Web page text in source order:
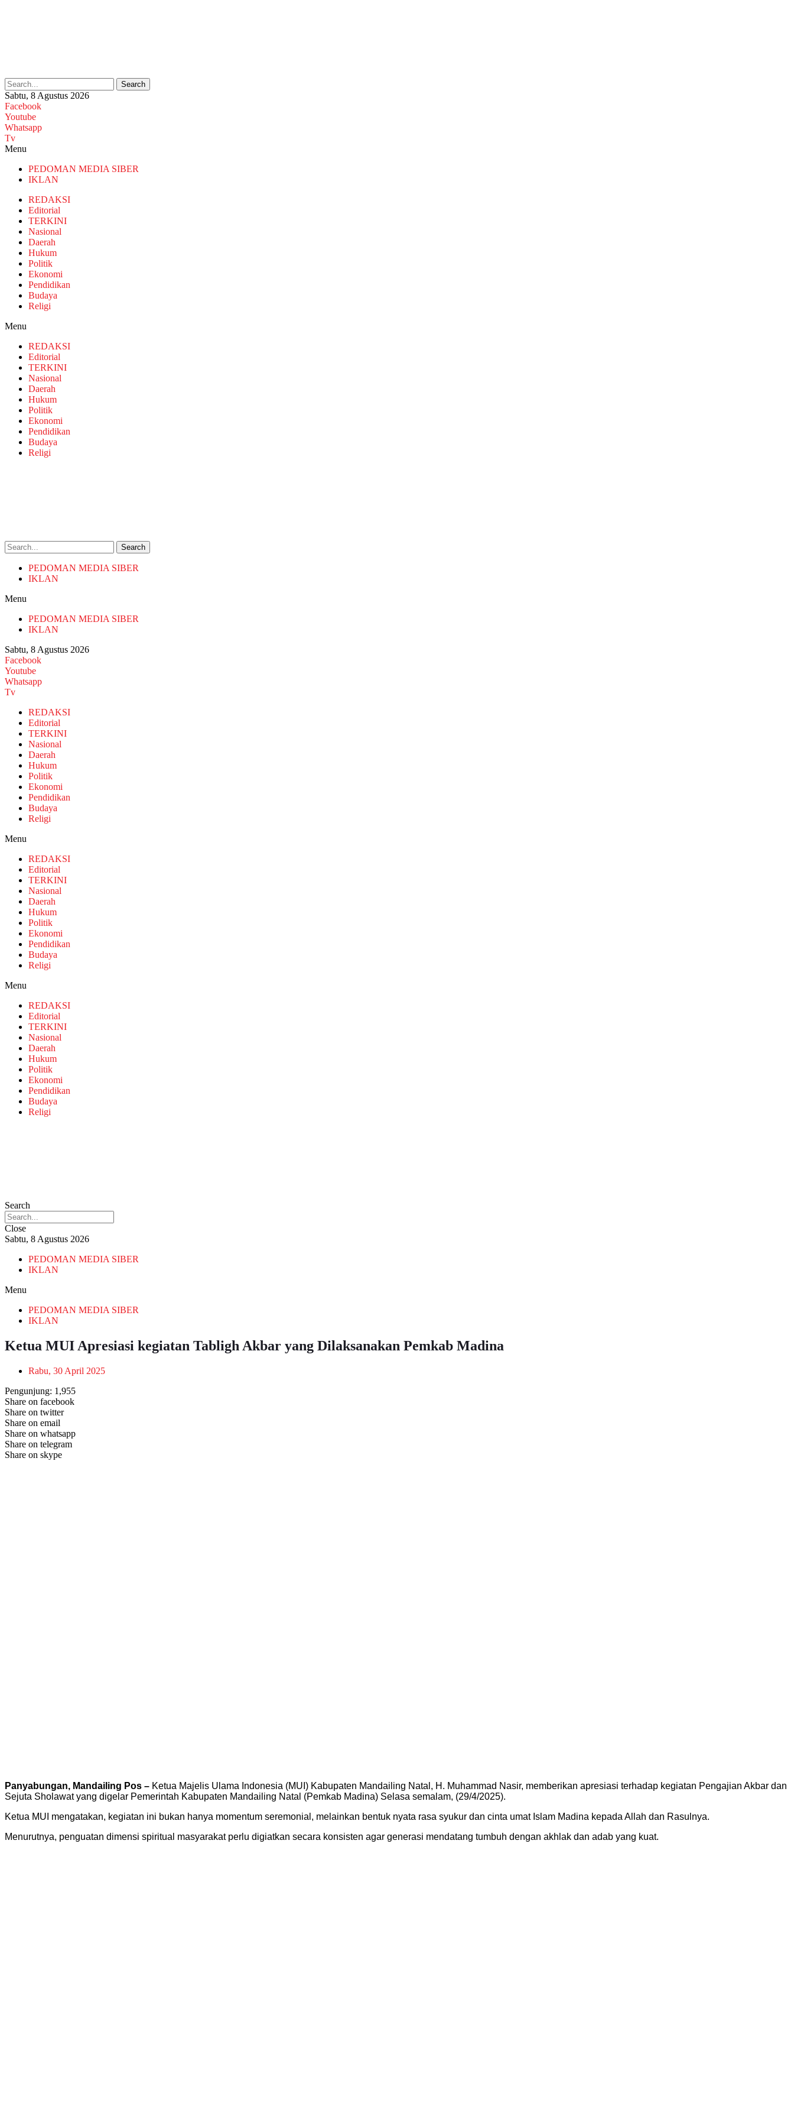
Search
Sabtu, 8 Agustus 2026
Facebook
Youtube
Whatsapp
Tv
Menu
PEDOMAN MEDIA SIBER
IKLAN
REDAKSI
Editorial
TERKINI
Nasional
Daerah
Hukum
Politik
Ekonomi
Pendidikan
Budaya
Religi
Menu
REDAKSI
Editorial
TERKINI
Nasional
Daerah
Hukum
Politik
Ekonomi
Pendidikan
Budaya
Religi
Search
PEDOMAN MEDIA SIBER
IKLAN
Menu
PEDOMAN MEDIA SIBER
IKLAN
Sabtu, 8 Agustus 2026
Facebook
Youtube
Whatsapp
Tv
REDAKSI
Editorial
TERKINI
Nasional
Daerah
Hukum
Politik
Ekonomi
Pendidikan
Budaya
Religi
Menu
REDAKSI
Editorial
TERKINI
Nasional
Daerah
Hukum
Politik
Ekonomi
Pendidikan
Budaya
Religi
Menu
REDAKSI
Editorial
TERKINI
Nasional
Daerah
Hukum
Politik
Ekonomi
Pendidikan
Budaya
Religi
Search
Close
Sabtu, 8 Agustus 2026
PEDOMAN MEDIA SIBER
IKLAN
Menu
PEDOMAN MEDIA SIBER
IKLAN
Ketua MUI Apresiasi kegiatan Tabligh Akbar yang Dilaksanakan Pemkab Madina
Rabu, 30 April 2025
Pengunjung: 1,955
Share on facebook
Share on twitter
Share on email
Share on whatsapp
Share on telegram
Share on skype
Panyabungan, Mandailing Pos – Ketua Majelis Ulama Indonesia (MUI) Kabupaten Mandailing Natal, H. Muhammad Nasir, memberikan apresiasi terhadap kegiatan Pengajian Akbar dan
Sejuta Sholawat yang digelar Pemerintah Kabupaten Mandailing Natal (Pemkab Madina) Selasa semalam, (29/4/2025).
Ketua MUI mengatakan, kegiatan ini bukan hanya momentum seremonial, melainkan bentuk nyata rasa syukur dan cinta umat Islam Madina kepada Allah dan Rasulnya.
Menurutnya, penguatan dimensi spiritual masyarakat perlu digiatkan secara konsisten agar generasi mendatang tumbuh dengan akhlak dan adab yang kuat.